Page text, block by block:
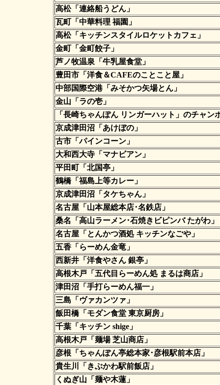
高松「連絡船うどん」
瓦町「中華料理 福園」
高松「キッチンスタイルロケットカフェ」
金町「金町餃子」
芦ノ牧温泉「牛乳屋食堂」
豊田市「洋食＆CAFEのことこと屋」
中部国際空港「みそかつ矢場とん」
金山「ラの壱」
「長崎ちゃんぽん リンガーハット」のチャン
京成津田沼「あけぼの」
古市「パインコーン」
大和西大寺「マナビアン」
平田町「北国亭」
鶴橋「福島上等カレー」
京成津田沼「タケちゃん」
名古屋「山本屋総本店･名鉄店」
桑名「高山ラーメン･石焼きビピンバ たがわ」
名古屋「とんかつ酒処 キッチンなごや」
五香「らーめん金竜」
西新井「洋食やさん 銀亭」
高根木戸「五代目らーめん処 まるは商店」
津田沼「手打らーめん福一」
三島「ヴァカンツァ」
飯田橋「モダン食堂 東京厨房」
千葉「キッチン shige」
高根木戸「麺場 芝山商店」
彦根「ちゃんぽん亭総本家･彦根駅前本店」
貴生川「きぶかわ駅前飯店」
くぬぎ山「麺や木蓮」